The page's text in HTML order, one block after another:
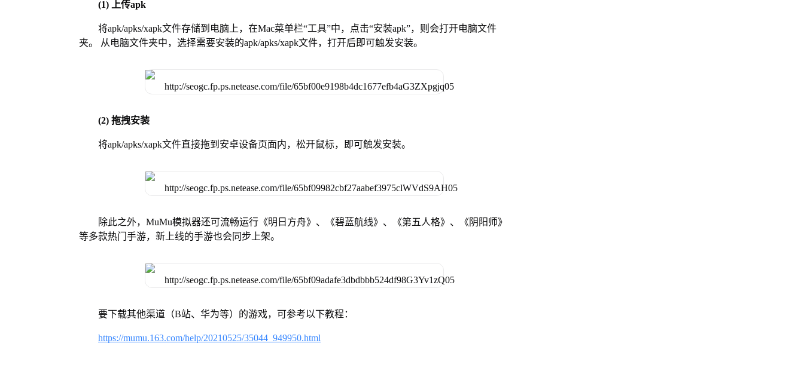
(1) 上传apk
将apk/apks/xapk文件存储到电脑上，在Mac菜单栏“工具”中，点击“安装apk”，则会打开电脑文件
夹。 从电脑文件夹中，选择需要安装的apk/apks/xapk文件，打开后即可触发安装。
(2) 拖拽安装
将apk/apks/xapk文件直接拖到安卓设备页面内，松开鼠标，即可触发安装。
除此之外，MuMu模拟器还可流畅运行《明日方舟》、《碧蓝航线》、《第五人格》、《阴阳师》
等多款热门手游，新上线的手游也会同步上架。
要下载其他渠道（B站、华为等）的游戏，可参考以下教程：
https://mumu.163.com/help/20210525/35044_949950.html